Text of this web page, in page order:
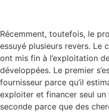
Récemment, toutefois, le
essuyé plusieurs revers. Le
ont mis fin à l’exploitation
développées. Le premier
fournisseur parce qu’il
exploiter et financer seul
seconde parce que des